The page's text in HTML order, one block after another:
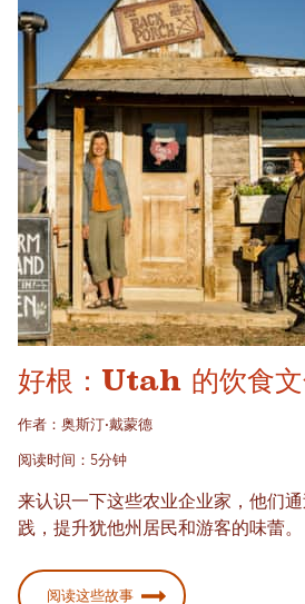
好根：Utah 的饮食
作者：奥斯汀·戴蒙德
阅读时间：5分钟
来认识一下这些农业企业家，他们
践，提升犹他州居民和游客的味蕾。
阅读这些故事